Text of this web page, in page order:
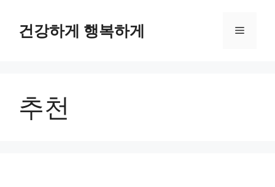
건강하게 행복하게 메
추천